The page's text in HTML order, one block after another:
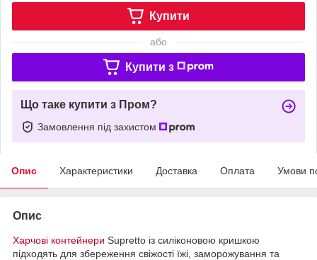
Купити
або
Купити з
Що таке купити з Пром?
Замовлення під захистом
Опис Характеристики Доставка Оплата Умови
Опис
Харчові контейнери Supretto із силіконовою кришкою
підходять для збереження свіжості їжі, заморожування та